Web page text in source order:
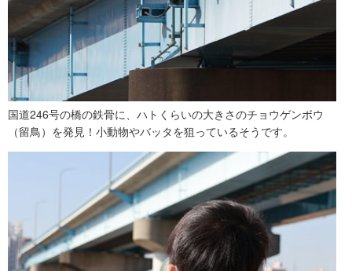
国道246号の橋の鉄骨に、ハトくらいの大きさのチョウゲンボウ
（留鳥）を発見！小動物やバッタを狙っているそうです。